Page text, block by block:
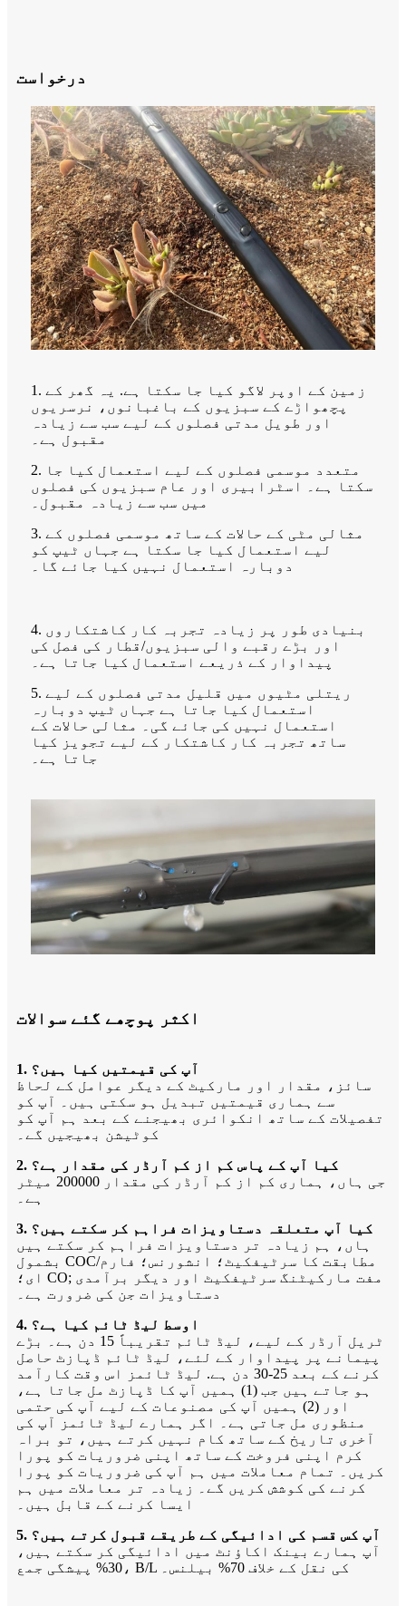
درخواست
1. زمین کے اوپر لاگو کیا جا سکتا ہے. یہ گھر کے
پچھواڑے کے سبزیوں کے باغبانوں، نرسریوں
اور طویل مدتی فصلوں کے لیے سب سے زیادہ
مقبول ہے۔
2. متعدد موسمی فصلوں کے لیے استعمال کیا جا
سکتا ہے۔ اسٹرابیری اور عام سبزیوں کی فصلوں
میں سب سے زیادہ مقبول۔
3. مثالی مٹی کے حالات کے ساتھ موسمی فصلوں کے
لیے استعمال کیا جا سکتا ہے جہاں ٹیپ کو
دوبارہ استعمال نہیں کیا جائے گا۔
4. بنیادی طور پر زیادہ تجربہ کار کاشتکاروں
اور بڑے رقبے والی سبزیوں/قطار کی فصل کی
پیداوار کے ذریعے استعمال کیا جاتا ہے۔
5. ریتلی مٹیوں میں قلیل مدتی فصلوں کے لیے
استعمال کیا جاتا ہے جہاں ٹیپ دوبارہ
استعمال نہیں کی جائے گی۔ مثالی حالات کے
ساتھ تجربہ کار کاشتکار کے لیے تجویز کیا
جاتا ہے۔
اکثر پوچھے گئے سوالات
1. آپ کی قیمتیں کیا ہیں؟
سائز، مقدار اور مارکیٹ کے دیگر عوامل کے لحاظ
سے ہماری قیمتیں تبدیل ہو سکتی ہیں۔ آپ کو
تفصیلات کے ساتھ انکوائری بھیجنے کے بعد ہم آپ کو
کوٹیشن بھیجیں گے۔
2. کیا آپ کے پاس کم از کم آرڈر کی مقدار ہے؟
جی ہاں، ہماری کم از کم آرڈر کی مقدار 200000 میٹر
ہے۔
3. کیا آپ متعلقہ دستاویزات فراہم کر سکتے ہیں؟
ہاں، ہم زیادہ تر دستاویزات فراہم کر سکتے ہیں
بشمول COC/مطابقت کا سرٹیفکیٹ؛ انشورنس؛ فارم
ای؛ CO; مفت مارکیٹنگ سرٹیفکیٹ اور دیگر برآمدی
دستاویزات جن کی ضرورت ہے۔
4. اوسط لیڈ ٹائم کیا ہے؟
ٹریل آرڈر کے لیے، لیڈ ٹائم تقریباً 15 دن ہے۔ بڑے
پیمانے پر پیداوار کے لئے، لیڈ ٹائم ڈپازٹ حاصل
کرنے کے بعد 25-30 دن ہے. لیڈ ٹائمز اس وقت کارآمد
ہو جاتے ہیں جب (1) ہمیں آپ کا ڈپازٹ مل جاتا ہے،
اور (2) ہمیں آپ کی مصنوعات کے لیے آپ کی حتمی
منظوری مل جاتی ہے۔ اگر ہمارے لیڈ ٹائمز آپ کی
آخری تاریخ کے ساتھ کام نہیں کرتے ہیں، تو براہ
کرم اپنی فروخت کے ساتھ اپنی ضروریات کو پورا
کریں۔ تمام معاملات میں ہم آپ کی ضروریات کو پورا
کرنے کی کوشش کریں گے۔ زیادہ تر معاملات میں ہم
ایسا کرنے کے قابل ہیں۔
5. آپ کس قسم کی ادائیگی کے طریقے قبول کرتے ہیں؟
آپ ہمارے بینک اکاؤنٹ میں ادائیگی کر سکتے ہیں،
30% پیشگی جمع، B/L کی نقل کے خلاف 70% بیلنس۔